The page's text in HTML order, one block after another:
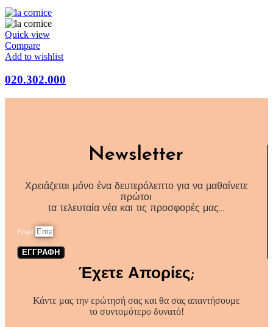
Quick view
Compare
Add to wishlist
020.302.000
Newsletter
Χρειάζεται μόνο ένα δευτερόλεπτο για να μαθαίνετε
πρώτοι
τα τελευταία νέα και τις προσφορές μας…
Email
ΕΓΓΡΑΦΗ
Έχετε Απορίες;
Κάντε μας την ερώτησή σας και θα σας απαντήσουμε
το συντομότερο δυνατό!